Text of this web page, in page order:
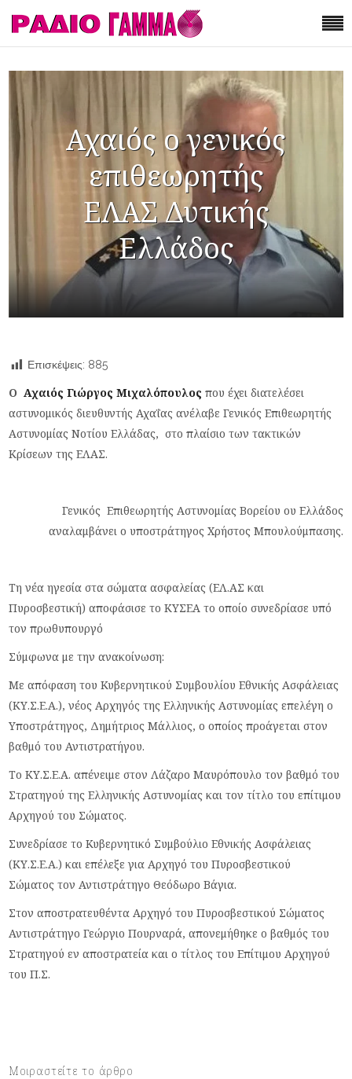
Αχαιός ο γενικός
επιθεωρητής
ΕΛΑΣ Δυτικής
Ελλάδος
Επισκέψεις: 885
OΑχαιός Γιώργος Μιχαλόπουλος που έχει διατελέσει
αστυνομικός διευθυντής Αχαΐας ανέλαβε Γενικός Επιθεωρητής
Αστυνομίας Νοτίου Ελλάδας, στο πλαίσιο των τακτικών
Κρίσεων της ΕΛΑΣ.
Γενικός Επιθεωρητής Αστυνομίας Βορείου ου Ελλάδος
αναλαμβάνει ο υποστράτηγος Χρήστος Μπουλούμπασης.
Τη νέα ηγεσία στα σώματα ασφαλείας (ΕΛ.ΑΣ και
Πυροσβεστική) αποφάσισε το ΚΥΣΕΑ το οποίο συνεδρίασε υπό
τον πρωθυπουργό
Σύμφωνα με την ανακοίνωση:
Με απόφαση του Κυβερνητικού Συμβουλίου Εθνικής Ασφάλειας
(ΚΥ.Σ.Ε.A.), νέος Αρχηγός της Ελληνικής Αστυνομίας επελέγη ο
Υποστράτηγος, Δημήτριος Μάλλιος, ο οποίος προάγεται στον
βαθμό του Αντιστρατήγου.
Το ΚΥ.Σ.Ε.Α. απένειμε στον Λάζαρο Μαυρόπουλο τον βαθμό του
Στρατηγού της Ελληνικής Αστυνομίας και τον τίτλο του επίτιμου
Αρχηγού του Σώματος.
Συνεδρίασε το Κυβερνητικό Συμβούλιο Εθνικής Ασφάλειας
(ΚΥ.Σ.Ε.Α.) και επέλεξε για Αρχηγό του Πυροσβεστικού
Σώματος τον Αντιστράτηγο Θεόδωρο Βάγια.
Στον αποστρατευθέντα Αρχηγό του Πυροσβεστικού Σώματος
Αντιστράτηγο Γεώργιο Πουρναρά, απονεμήθηκε ο βαθμός του
Στρατηγού εν αποστρατεία και ο τίτλος του Επίτιμου Αρχηγού
του Π.Σ.
Μοιραστείτε το άρθρο